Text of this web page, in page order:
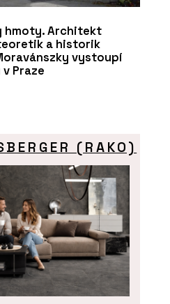
hmoty. Architekt
a historik
vystoupí
Praze
(RAKO)